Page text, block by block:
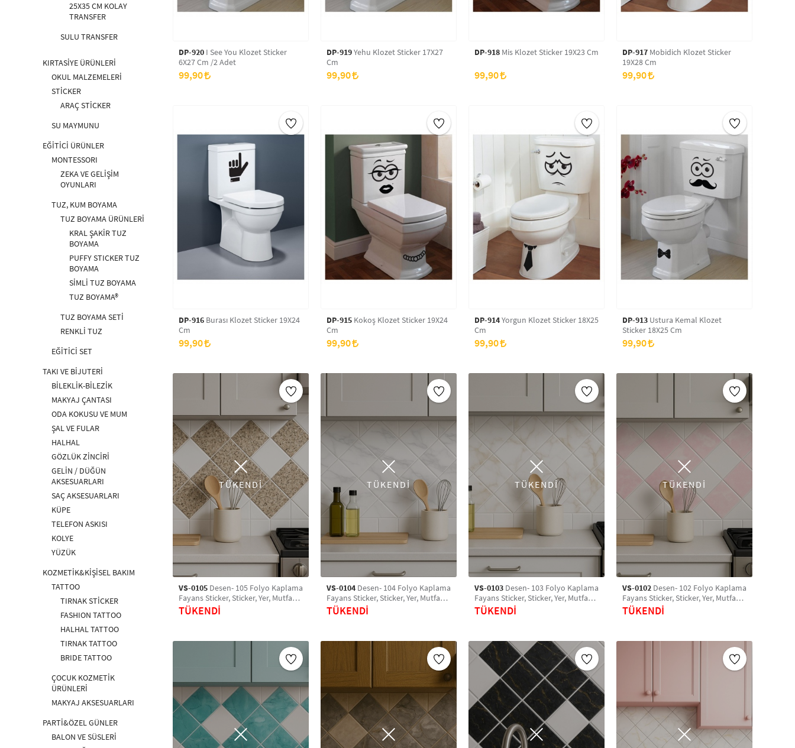
25X35 CM KOLAY
TRANSFER
SULU TRANSFER
KIRTASİYE ÜRÜNLERİ
OKUL MALZEMELERİ
STİCKER
ARAÇ STİCKER
SU MAYMUNU
EĞİTİCİ ÜRÜNLER
MONTESSORI
ZEKA VE GELİŞİM
OYUNLARI
TUZ, KUM BOYAMA
TUZ BOYAMA ÜRÜNLERİ
KRAL ŞAKİR TUZ
BOYAMA
PUFFY STICKER TUZ
BOYAMA
SİMLİ TUZ BOYAMA
TUZ BOYAMA®
TUZ BOYAMA SETİ
RENKLİ TUZ
EĞİTİCİ SET
TAKI VE BİJUTERİ
BİLEKLİK-BİLEZİK
MAKYAJ ÇANTASI
ODA KOKUSU VE MUM
ŞAL VE FULAR
HALHAL
GÖZLÜK ZİNCİRİ
GELİN / DÜĞÜN
AKSESUARLARI
SAÇ AKSESUARLARI
KÜPE
TELEFON ASKISI
KOLYE
YÜZÜK
KOZMETİK&KİŞİSEL BAKIM
TATTOO
TIRNAK STİCKER
FASHION TATTOO
HALHAL TATTOO
TIRNAK TATTOO
BRIDE TATTOO
ÇOCUK KOZMETİK
ÜRÜNLERİ
MAKYAJ AKSESUARLARI
PARTİ&ÖZEL GÜNLER
BALON VE SÜSLERİ
DP-920 I See You Klozet Sticker
6X27 Cm /2 Adet
99,90
DP-919Yehu Klozet Sticker 17X27
Cm
99,90
DP-918 Mis Klozet Sticker 19X23 Cm
99,90
DP-917 Mobidich Klozet Sticker
19X28 Cm
99,90
DP-916 Burası Klozet Sticker 19X24
Cm
99,90
DP-915 Kokoş Klozet Sticker 19X24
Cm
99,90
DP-914Yorgun Klozet Sticker 18X25
Cm
99,90
DP-913 Ustura Kemal Klozet
Sticker 18X25 Cm
99,90
TÜKENDİ
VS-0105 Desen- 105 Folyo Kaplama
Fayans Sticker, Sticker, Yer, Mutfak,
Banyo Sticker, Retro Karo Sticker
TÜKENDİ
TÜKENDİ
VS-0104 Desen- 104 Folyo Kaplama
Fayans Sticker, Sticker, Yer, Mutfak,
Banyo Sticker, Retro Karo Sticker
TÜKENDİ
TÜKENDİ
VS-0103 Desen- 103 Folyo Kaplama
Fayans Sticker, Sticker, Yer, Mutfak,
Banyo Sticker, Retro Karo Sticker
TÜKENDİ
TÜKENDİ
VS-0102 Desen- 102 Folyo Kaplama
Fayans Sticker, Sticker, Yer, Mutfak,
Banyo Sticker, Retro Karo Sticker
TÜKENDİ